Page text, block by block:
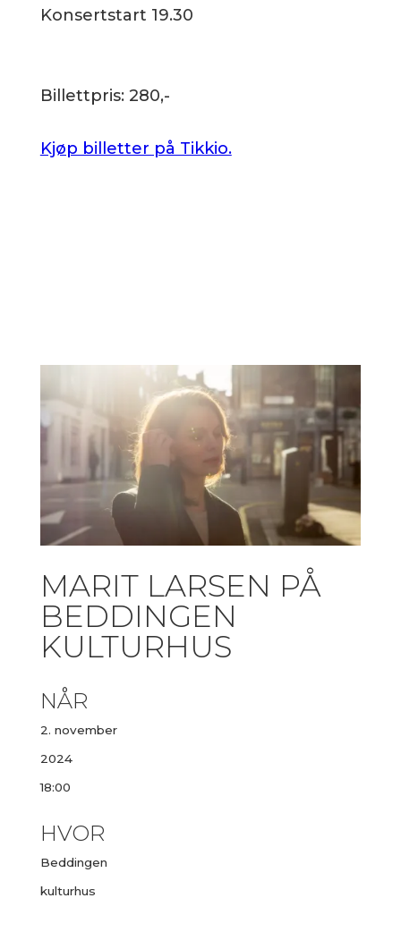
Konsertstart 19.30
Billettpris: 280,-
Kjøp billetter på Tikkio.
MARIT LARSEN PÅ
BEDDINGEN
KULTURHUS
NÅR
2. november
2024
18:00
HVOR
Beddingen
kulturhus